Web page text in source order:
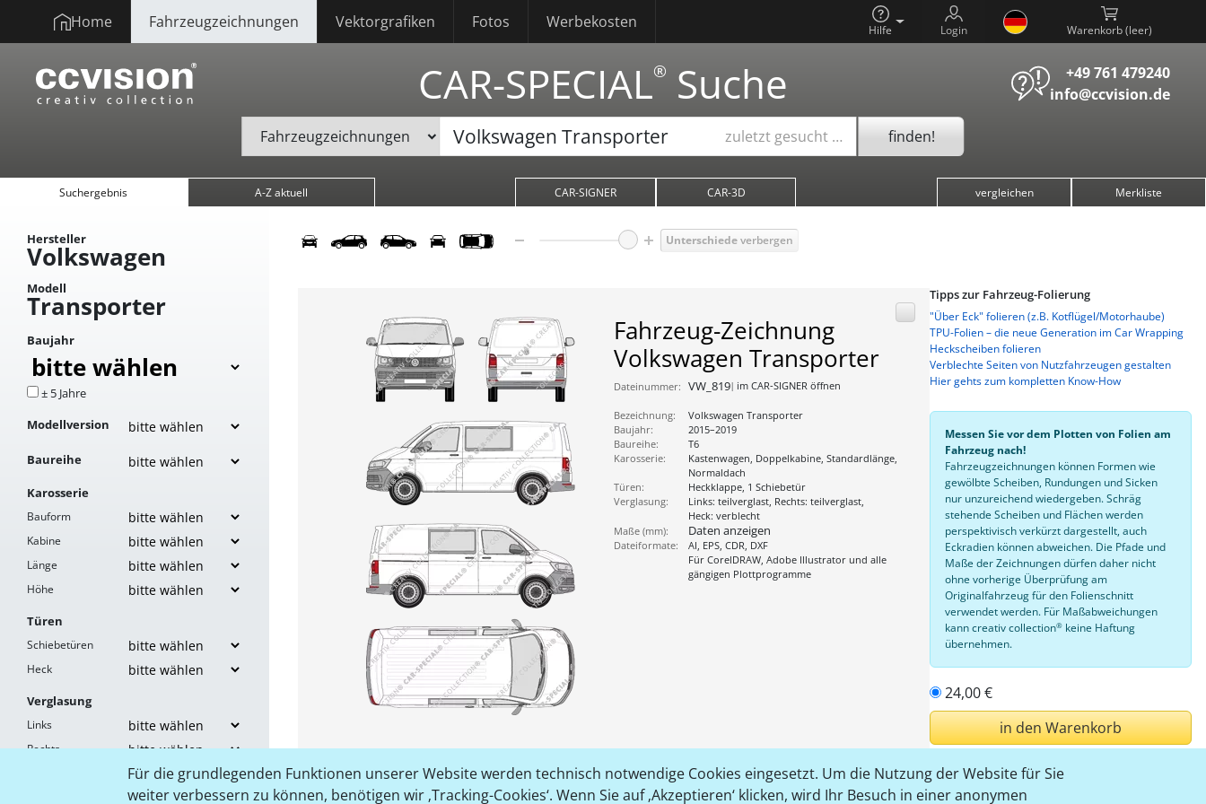
Für die grundlegenden Funktionen unserer Website werden technisch notwendige Cookies eingesetzt. Um die Nutzung der Website für Sie
weiter verbessern zu können, benötigen wir ‚Tracking-Cookies‘. Wenn Sie auf ‚Akzeptieren‘ klicken, wird Ihr Besuch in einer anonymen
Home Fahrzeugzeichnungen Vektorgrafiken Fotos Werbekosten Hilfe Login Warenkorb ( )
CAR-SPECIAL® Suche
+49 761 479240
info@ccvision.de
zuletzt gesucht … finden!
Suchergebnis A-Z aktuell CAR-SIGNER CAR-3D vergleichen Merkliste
Hersteller
Volkswagen
Modell
Transporter
Baujahr
± 5 Jahre
Modellversion
Baureihe
Karosserie
Bauform
Kabine
Länge
Höhe
Türen
Schiebetüren
Heck
Verglasung
Links
Rechts
Unterschiedeverbergen
Fahrzeug-Zeichnung
Volkswagen Transporter
Dateinummer: VW_819 im CAR-SIGNER öffnen
Bezeichnung:
Volkswagen Transporter
Baujahr:
2015–2019
Baureihe:
T6
Karosserie:
Kastenwagen, Doppelkabine, Standardlänge,
Normaldach
Türen:
Heckklappe, 1 Schiebetür
Verglasung:
Links: teilverglast, Rechts: teilverglast,
Heck: verblecht
Maße (mm):
Daten anzeigen
Dateiformate:
AI, EPS, CDR, DXF
Für CorelDRAW, Adobe Illustrator und alle
gängigen Plottprogramme
Tipps zur Fahrzeug-Folierung
"Über Eck" folieren (z.B. Kotflügel/Motorhaube)
TPU-Folien – die neue Generation im Car Wrapping
Heckscheiben folieren
Verblechte Seiten von Nutzfahrzeugen gestalten
Hier gehts zum kompletten Know-How
Messen Sie vor dem Plotten von Folien am
Fahrzeug nach!
Fahrzeugzeichnungen können Formen wie
gewölbte Scheiben, Rundungen und Sicken
nur unzureichend wiedergeben. Schräg
stehende Scheiben und Flächen werden
perspektivisch verkürzt dargestellt, auch
Eckradien können abweichen. Die Pfade und
Maße der Zeichnungen dürfen daher nicht
ohne vorherige Überprüfung am
Originalfahrzeug für den Folienschnitt
verwendet werden. Für Maßabweichungen
kann creativ collection® keine Haftung
übernehmen.
24,00 €
in den Warenkorb
einloggen